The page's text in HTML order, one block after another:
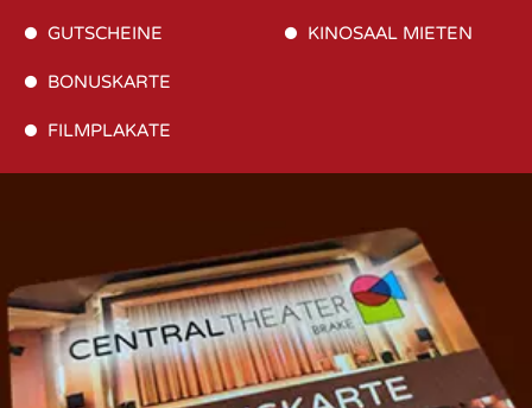
GUTSCHEINE
BONUSKARTE
FILMPLAKATE
KINOSAAL MIETEN